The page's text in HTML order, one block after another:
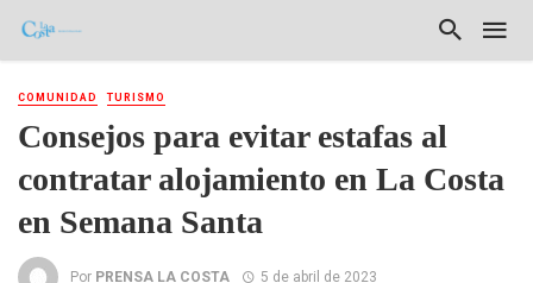
COMUNIDAD TURISMO
Consejos para evitar estafas al
contratar alojamiento en La Costa
en Semana Santa
Por PRENSA LA COSTA 5 de abril de 2023